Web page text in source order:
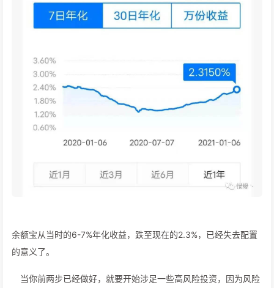
余额宝从当时的6-7%年化收益，跌至现在的2.3%，已经失去配置
的意义了。
当你前两步已经做好，就要开始涉足一些高风险投资，因为风险